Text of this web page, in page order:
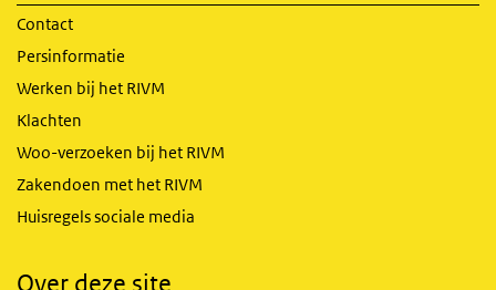
Contact
Persinformatie
Werken bij het RIVM
Klachten
Woo-verzoeken bij het RIVM
Zakendoen met het RIVM
Huisregels sociale media
Over deze site